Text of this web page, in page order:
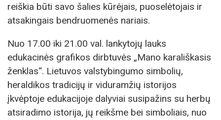
reiškia būti savo šalies kūrėjais, puoselėtojais ir
atsakingais bendruomenės nariais.
Nuo 17.00 iki 21.00 val. lankytojų lauks
edukacinės grafikos dirbtuvės „Mano karališkasis
ženklas“. Lietuvos valstybingumo simbolių,
heraldikos tradicijų ir viduramžių istorijos
įkvėptoje edukacijoje dalyviai susipažins su herbų
atsiradimo istorija, jų reikšme bei simboliais, nuo